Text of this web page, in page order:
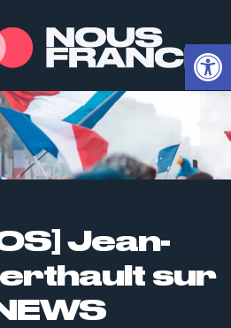
Ouvrir
Jean-
sur